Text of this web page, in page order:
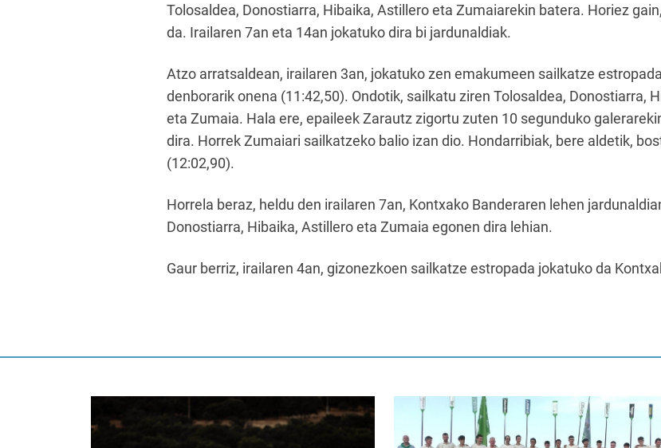
Tolosaldea, Donostiarra, Hibaika, Astillero eta Zumaiarekin batera. Horiez
da. Irailaren 7an eta 14an jokatuko dira bi jardunaldiak.
Atzo arratsaldean, irailaren 3an, jokatuko zen emakumeen sailkatze
denborarik onena (11:42,50). Ondotik, sailkatu ziren Tolosaldea, Donostiarra,
eta Zumaia. Hala ere, epaileek Zarautz zigortu zuten 10 segunduko
dira. Horrek Zumaiari sailkatzeko balio izan dio. Hondarribiak, bere aldetik,
(12:02,90).
Horrela beraz, heldu den irailaren 7an, Kontxako Banderaren lehen
Donostiarra, Hibaika, Astillero eta Zumaia egonen dira lehian.
Gaur berriz, irailaren 4an, gizonezkoen sailkatze estropada jokatuko da